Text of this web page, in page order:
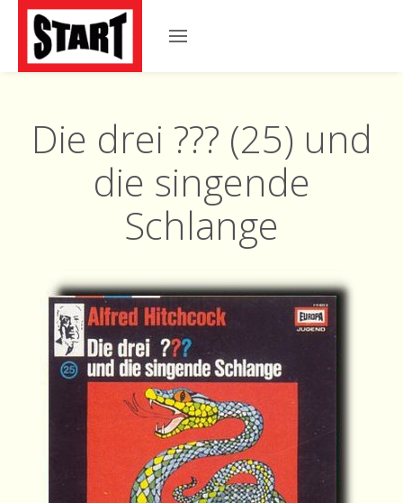
Die drei ??? (25) und
die singende
Schlange